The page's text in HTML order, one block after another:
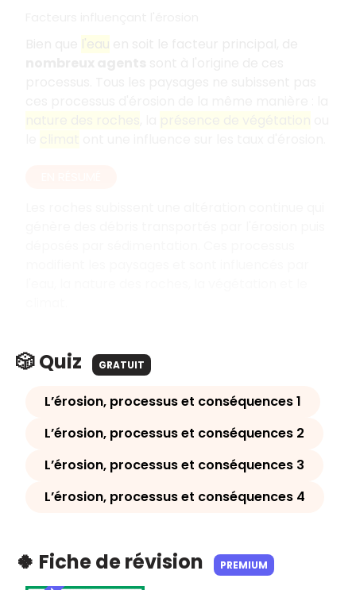
l'eau
🎲 Quiz GRATUIT
L’érosion, processus et conséquences 1
L’érosion, processus et conséquences 2
L’érosion, processus et conséquences 3
L’érosion, processus et conséquences 4
🍀 Fiche de révision PREMIUM